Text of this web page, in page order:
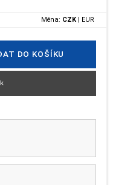
Měna: CZK | EUR
DO KOŠÍKU